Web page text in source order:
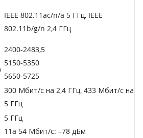
IEEE 802.11ac/n/a 5 ГГц, IEEE
802.11b/g/n 2,4 ГГц
2400-2483,5
5150-5350
5650-5725
300 Мбит/с на 2,4 ГГц, 433 Мбит/с на
5 ГГц
5 ГГц
11a 54 Мбит/с: –78 дБм